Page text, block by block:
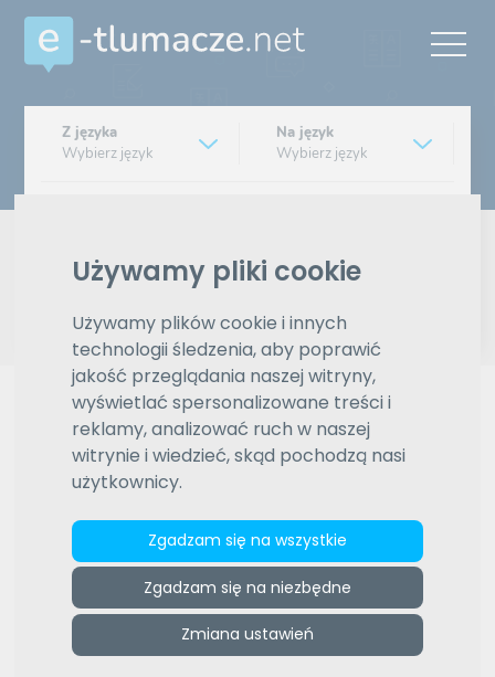
Używamy pliki cookie
Używamy plików cookie i innych
technologii śledzenia, aby poprawić
jakość przeglądania naszej witryny,
wyświetlać spersonalizowane treści i
reklamy, analizować ruch w naszej
witrynie i wiedzieć, skąd pochodzą nasi
użytkownicy.
Zgadzam się na wszystkie
Zgadzam się na niezbędne
Zmiana ustawień
Z języka
Wybierz język
Na język
Wybierz język
Znajdź tłumacza
Wyszukiwanie zaawansowane
Reklama
ZAMÓW REKLAMĘ W TYM MIEJSCU
>NUWE, Konrad Komorniczak
tłumaczenia - czeski–polski
Oferta tłumaczenia